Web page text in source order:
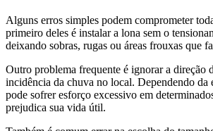
Alguns erros simples podem comprometer
primeiro deles é instalar a lona sem o
deixando sobras, rugas ou áreas frouxas que
Outro problema frequente é ignorar a direção
incidência da chuva no local. Dependendo da
pode sofrer esforço excessivo em
prejudica sua vida útil.